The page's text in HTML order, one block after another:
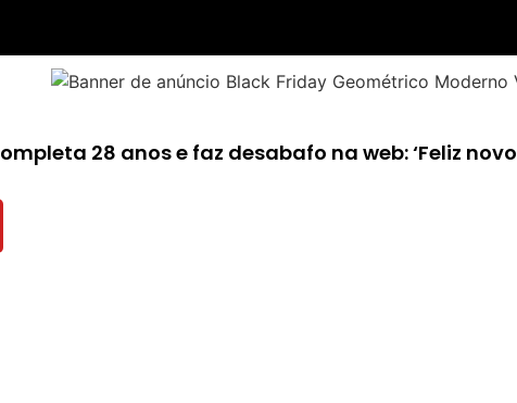
28 anos e faz desabafo na web: ‘Feliz novo